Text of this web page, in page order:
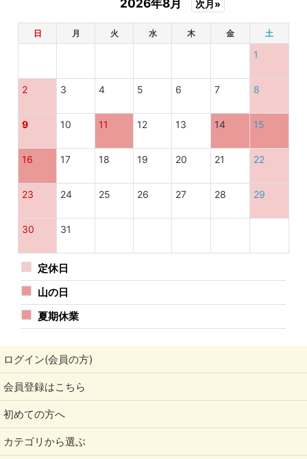
2026年8月 次月»
日 月 火 水 木 金 土
1
2 3 4 5 6 7 8
9 10 11 12 13 14 15
16 17 18 19 20 21 22
23 24 25 26 27 28 29
30 31
定休日
山の日
夏期休業
ログイン(会員の方)
会員登録はこちら
初めての方へ
カテゴリから選ぶ